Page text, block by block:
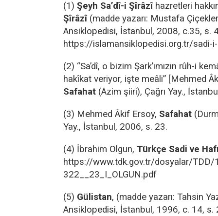
(1) Şeyh Sa’dî-i Şîrâzî hazretleri
Şîrâzî(madde yazarı: Mustafa
Ansiklopedisi, İstanbul, 2008, c.35, s.
https://islamansiklopedisi.org.tr/sadi-
(2) “Sa’dî, o bizim Şark’ımızın rûh-i
hakîkat veriyor, işte meâli” [Mehmed
Safahat (Azim şiiri), Çağrı Yay.,
(3) Mehmed Âkif Ersoy, Safahat
Yay., İstanbul, 2006, s. 23.
(4) İbrahim Olgun, Türkçe Sadi ve
https://www.tdk.gov.tr/dosyalar/
322__23_I_OLGUN.pdf
(5) Gülistan, (madde yazarı: Tahsin
Ansiklopedisi, İstanbul, 1996, c. 14, s.